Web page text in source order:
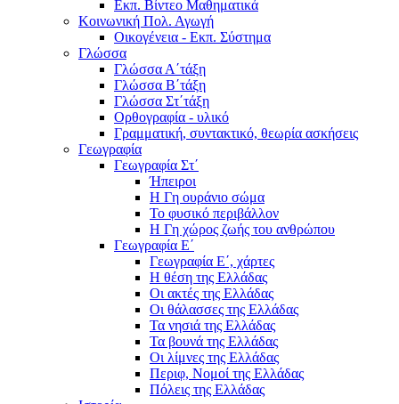
Εκπ. Βίντεο Μαθηματικά
Κοινωνική Πολ. Αγωγή
Οικογένεια - Εκπ. Σύστημα
Γλώσσα
Γλώσσα Α΄τάξη
Γλώσσα Β΄τάξη
Γλώσσα Στ΄τάξη
Ορθογραφία - υλικό
Γραμματική, συντακτικό, θεωρία ασκήσεις
Γεωγραφία
Γεωγραφία Στ΄
Ήπειροι
Η Γη ουράνιο σώμα
Το φυσικό περιβάλλον
Η Γη χώρος ζωής του ανθρώπου
Γεωγραφία Ε΄
Γεωγραφία Ε΄, χάρτες
Η θέση της Ελλάδας
Οι ακτές της Ελλάδας
Οι θάλασσες της Ελλάδας
Τα νησιά της Ελλάδας
Τα βουνά της Ελλάδας
Οι λίμνες της Ελλάδας
Περιφ, Νομοί της Ελλάδας
Πόλεις της Ελλάδας